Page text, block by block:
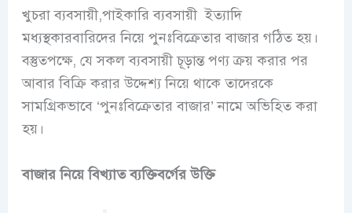
খুচরা ব্যবসায়ী,পাইকারি ব্যবসায়ী ইত্যাদি
মধ্যস্থকারবারিদের নিয়ে পুনঃবিক্রেতার বাজার গঠিত হয়।
বস্তুতপক্ষে, যে সকল ব্যবসায়ী চূড়ান্ত পণ্য ক্রয় করার পর
আবার বিক্রি করার উদ্দেশ্য নিয়ে থাকে তাদেরকে
সামগ্রিকভাবে ‘পুনঃবিক্রেতার বাজার’ নামে অভিহিত করা
হয়।
বাজার নিয়ে বিখ্যাত ব্যক্তিবর্গের উক্তি